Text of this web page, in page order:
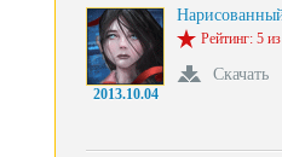
2013.10.04
Рейтинг: 5
Скачать